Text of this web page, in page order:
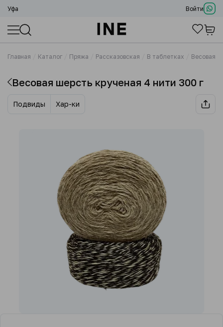
Уфа Войти
Главная Каталог Пряжа Рассказовская В таблетках Весовая
Весовая шерсть крученая 4 нити 300 г
Подвиды Хар-ки